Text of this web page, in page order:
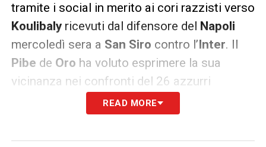
tramite i social in merito ai cori razzisti verso
Koulibalyricevuti dal difensore del Napoli
mercoledì sera a San Siro contro l’Inter. Il
Pibe de Oro ha voluto esprimere la sua
vicinanza nei confronti del 26 azzurri
posando con la sua maglia azzurra e
scrivendo nel post le seguenti parole: «
READ MORE